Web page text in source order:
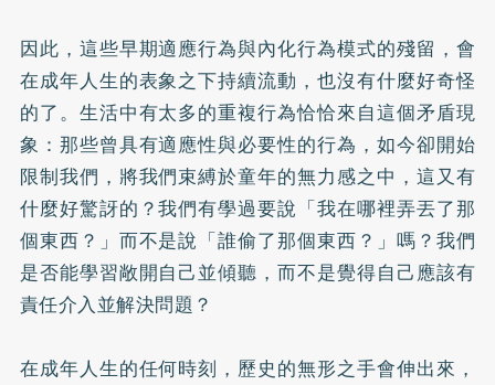
因此，這些早期適應行為與內化行為模式的殘留，會
在成年人生的表象之下持續流動，也沒有什麼好奇怪
的了。生活中有太多的重複行為恰恰來自這個矛盾現
象：那些曾具有適應性與必要性的行為，如今卻開始
限制我們，將我們束縛於童年的無力感之中，這又有
什麼好驚訝的？我們有學過要說「我在哪裡弄丟了那
個東西？」而不是說「誰偷了那個東西？」嗎？我們
是否能學習敞開自己並傾聽，而不是覺得自己應該有
責任介入並解決問題？
在成年人生的任何時刻，歷史的無形之手會伸出來，